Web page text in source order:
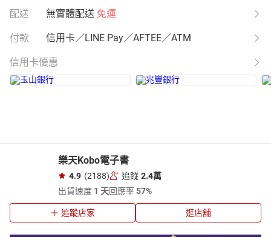
配送 無實體配送 免運
付款 信用卡／LINE Pay／AFTEE／ATM
信用卡優惠
樂天Kobo電子書
4.9 (2188) 追蹤 2.4萬
出貨速度 1 天回應率57%
追蹤店家 逛店舖